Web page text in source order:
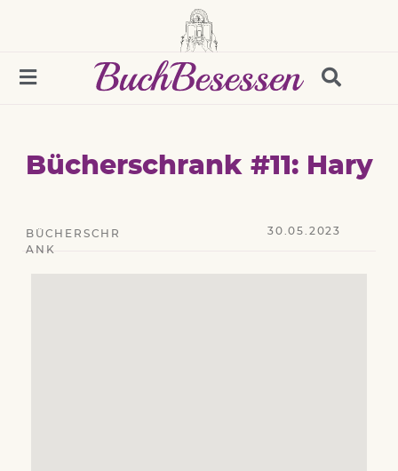
Bücherschrank #11: Hary
BÜCHERSCHR
ANK
30.05.2023